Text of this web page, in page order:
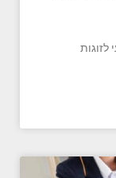
לזוגות